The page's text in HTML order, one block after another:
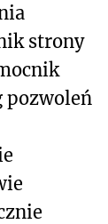
strony
pozwoleń